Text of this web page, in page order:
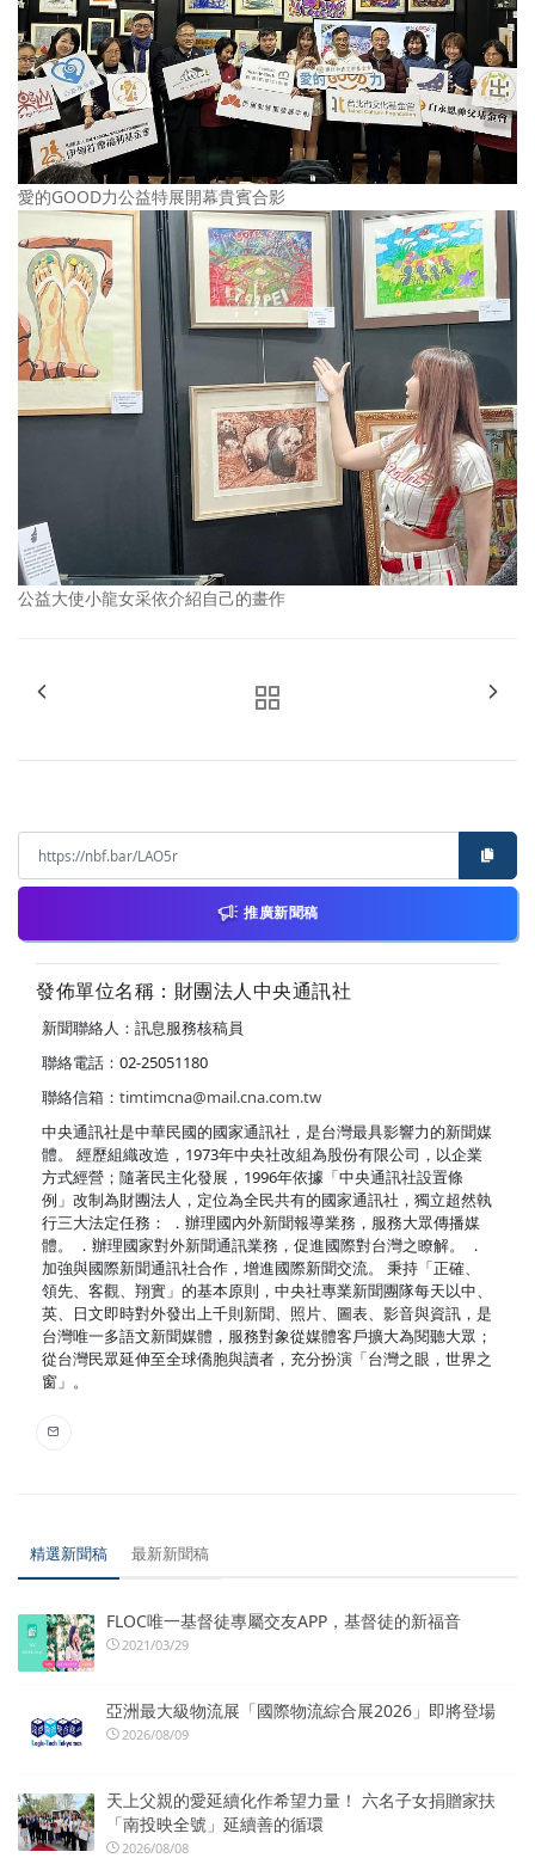
愛的GOOD力公益特展開幕貴賓合影
公益大使小龍女采依介紹自己的畫作
推廣新聞稿
發佈單位名稱：財團法人中央通訊社
新聞聯絡人：訊息服務核稿員
聯絡電話：02-25051180
聯絡信箱： timtimcna@mail.cna.com.tw
中央通訊社是中華民國的國家通訊社，是台灣最具影響力的新聞媒
體。 經歷組織改造，1973年中央社改組為股份有限公司，以企業
方式經營；隨著民主化發展，1996年依據「中央通訊社設置條
例」改制為財團法人，定位為全民共有的國家通訊社，獨立超然執
行三大法定任務： ．辦理國內外新聞報導業務，服務大眾傳播媒
體。 ．辦理國家對外新聞通訊業務，促進國際對台灣之瞭解。 ．
加強與國際新聞通訊社合作，增進國際新聞交流。 秉持「正確、
領先、客觀、翔實」的基本原則，中央社專業新聞團隊每天以中、
英、日文即時對外發出上千則新聞、照片、圖表、影音與資訊，是
台灣唯一多語文新聞媒體，服務對象從媒體客戶擴大為閱聽大眾；
從台灣民眾延伸至全球僑胞與讀者，充分扮演「台灣之眼，世界之
窗」。
精選新聞稿 最新新聞稿
FLOC唯一基督徒專屬交友APP，基督徒的新福音
2021/03/29
亞洲最大級物流展「國際物流綜合展2026」即將登場
2026/08/09
天上父親的愛延續化作希望力量！ 六名子女捐贈家扶
「南投映全號」延續善的循環
2026/08/08